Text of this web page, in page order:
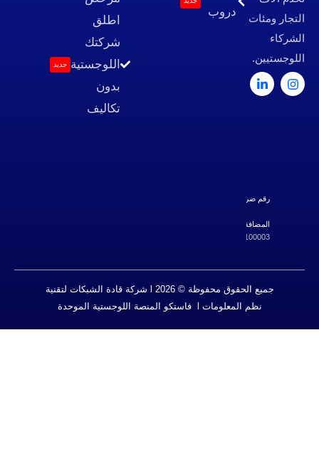
جميع الحقوق محفوظة © 2026 l شركة قادة الشبكات لتقنية
700108267795
دروب
جديد